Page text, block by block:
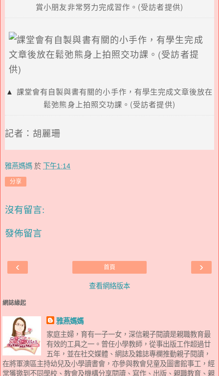
賞小朋友非常努力完成習作。(受訪者提供)
▲ 課堂會有自製與書有關的小手作，有學生完成文章後放在
鬆弛熊身上拍照交功課。(受訪者提供)
記者：胡麗珊
雅燕媽媽 於 下午1:14
分享
沒有留言:
發佈留言
‹ ›
首頁
查看網絡版本
網誌緣起
雅燕媽媽
家庭主婦，育有一子一女，深信親子閱讀是親職教育最
有效的工具之一。曾任小學教師，從事出版工作超過廿
五年，並在社交媒體、網誌及雜誌專欄推動親子閱讀，
在將軍澳區主持幼兒及小學讀書會，亦參與教會兒童及圖書館事工，經
常獲邀到不同學校、教會及機構分享閱讀、寫作、出版、親職教育、親